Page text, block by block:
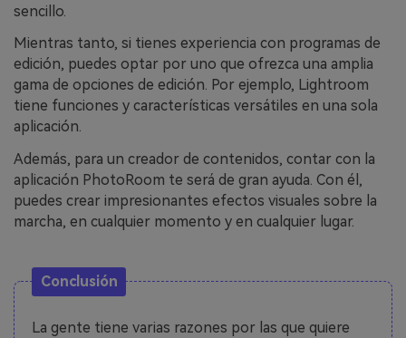
sencillo.
Mientras tanto, si tienes experiencia con programas de
edición, puedes optar por uno que ofrezca una amplia
gama de opciones de edición. Por ejemplo, Lightroom
tiene funciones y características versátiles en una sola
aplicación.
Además, para un creador de contenidos, contar con la
aplicación PhotoRoom te será de gran ayuda. Con él,
puedes crear impresionantes efectos visuales sobre la
marcha, en cualquier momento y en cualquier lugar.
Conclusión
La gente tiene varias razones por las que quiere